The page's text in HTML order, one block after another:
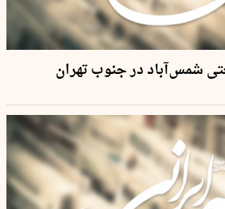
شمس‌آباد در جنوب تهران